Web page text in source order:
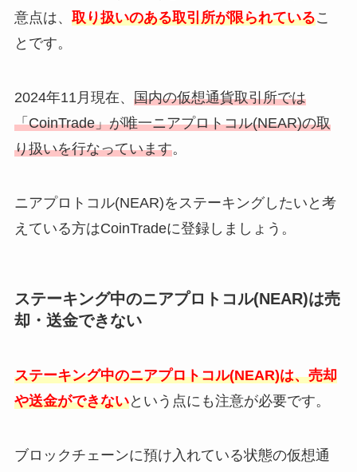
意点は、 取り扱いのある取引所が限られているこ
とです。
2024年11月現在、 国内の仮想通貨取引所では
「CoinTrade」が唯一ニアプロトコル(NEAR)の取
り扱いを行なっています。
ニアプロトコル(NEAR)をステーキングしたいと考
えている方はCoinTradeに登録しましょう。
ステーキング中のニアプロトコル(NEAR)は売
却・送金できない
ステーキング中のニアプロトコル(NEAR)は、売却
や送金ができないという点にも注意が必要です。
ブロックチェーンに預け入れている状態の仮想通